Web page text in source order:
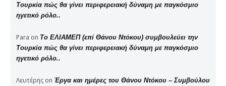
Τουρκία πώς θα γίνει περιφερειακή δύναμη με παγκόσμιο
ηγετικό ρόλο..
Para on Το ΕΛΙΑΜΕΠ (επί Θάνου Ντόκου) συμβουλεύει την
Τουρκία πώς θα γίνει περιφερειακή δύναμη με παγκόσμιο
ηγετικό ρόλο..
Λευτέρης on Έργα και ημέρες του Θάνου Ντόκου – Συμβούλου